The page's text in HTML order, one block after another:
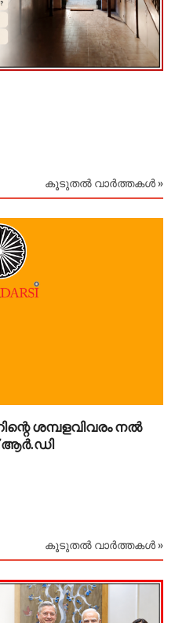
കൂടുതൽ വാർത്തകൾ »
ശമ്പളവിവരം നൽ
കൂടുതൽ വാർത്തകൾ »